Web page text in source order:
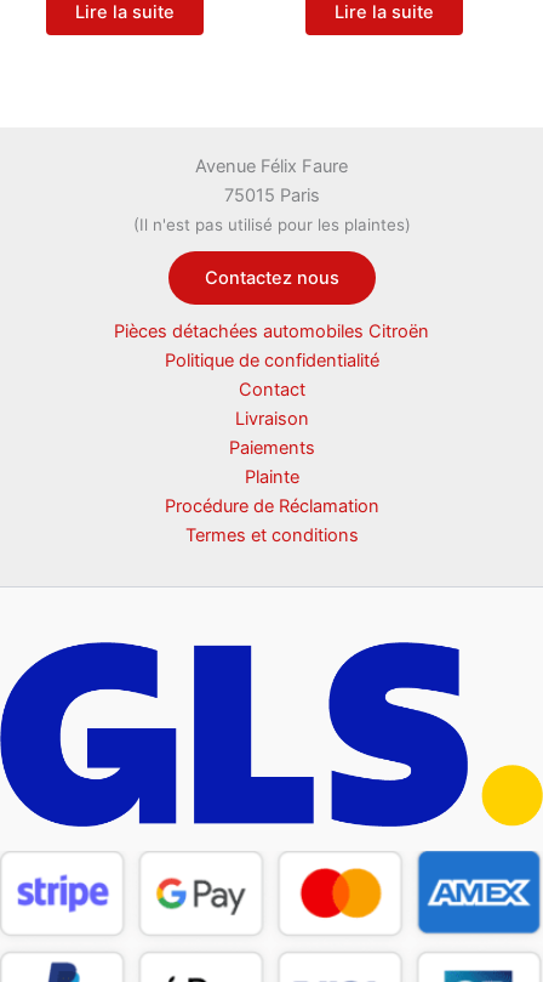
Lire la suite Lire la suite
Avenue Félix Faure
75015 Paris
(Il n'est pas utilisé pour les plaintes)
Contactez nous
Pièces détachées automobiles Citroën
Politique de confidentialité
Contact
Livraison
Paiements
Plainte
Procédure de Réclamation
Termes et conditions